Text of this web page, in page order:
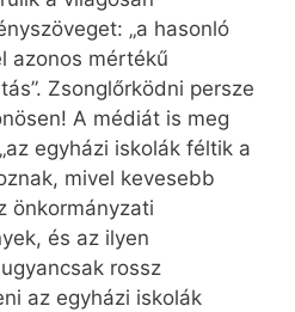
„a hasonló
azonos mértékű
Zsonglőrködni persze
A médiát is meg
egyházi iskolák féltik a
mivel kevesebb
önkormányzati
és az ilyen
rossz
az egyházi iskolák